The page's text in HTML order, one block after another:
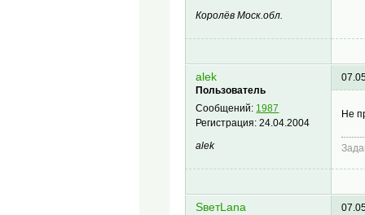
Королёв Моск.обл.
alek
Пользователь
Сообщений: 1987
Регистрация:24.04.2004
alek
Не
SветLana